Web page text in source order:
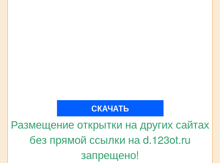
СКАЧАТЬ
Размещение открытки на других сайтах
без прямой ссылки на d.123ot.ru
запрещено!